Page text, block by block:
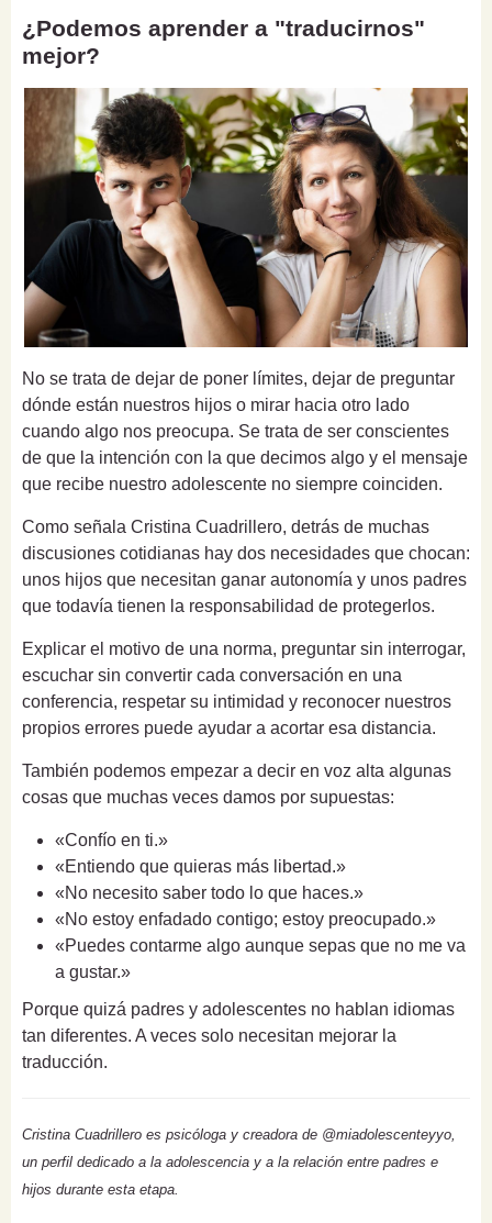
¿Podemos aprender a "traducirnos"
mejor?
No se trata de dejar de poner límites, dejar de preguntar
dónde están nuestros hijos o mirar hacia otro lado
cuando algo nos preocupa. Se trata de ser conscientes
de que la intención con la que decimos algo y el mensaje
que recibe nuestro adolescente no siempre coinciden.
Como señala Cristina Cuadrillero, detrás de muchas
discusiones cotidianas hay dos necesidades que chocan:
unos hijos que necesitan ganar autonomía y unos padres
que todavía tienen la responsabilidad de protegerlos.
Explicar el motivo de una norma, preguntar sin interrogar,
escuchar sin convertir cada conversación en una
conferencia, respetar su intimidad y reconocer nuestros
propios errores puede ayudar a acortar esa distancia.
También podemos empezar a decir en voz alta algunas
cosas que muchas veces damos por supuestas:
«Confío en ti.»
«Entiendo que quieras más libertad.»
«No necesito saber todo lo que haces.»
«No estoy enfadado contigo; estoy preocupado.»
«Puedes contarme algo aunque sepas que no me va
a gustar.»
Porque quizá padres y adolescentes no hablan idiomas
tan diferentes. A veces solo necesitan mejorar la
traducción.
Cristina Cuadrillero es psicóloga y creadora de @miadolescenteyyo,
un perfil dedicado a la adolescencia y a la relación entre padres e
hijos durante esta etapa.